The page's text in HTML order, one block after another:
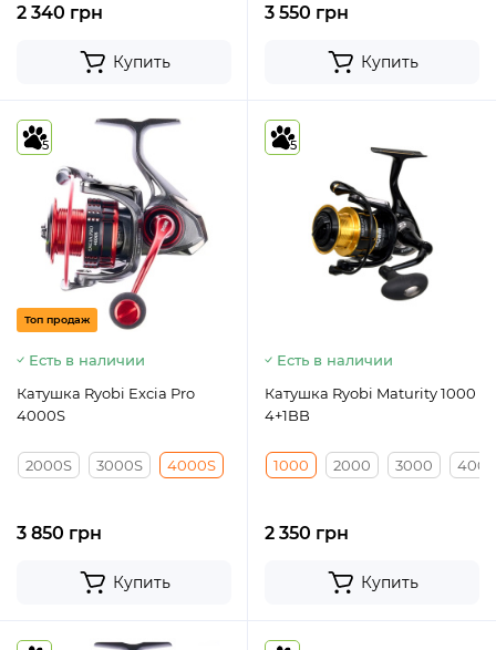
2 340 грн
Купить
3 550 грн
Купить
5
Топ продаж
Есть в наличии
Катушка Ryobi Excia Pro
4000S
2000S 3000S 4000S
3 850 грн
Купить
5
Есть в наличии
Катушка Ryobi Maturity 1000
4+1BB
1000 2000 3000 4000
2 350 грн
Купить